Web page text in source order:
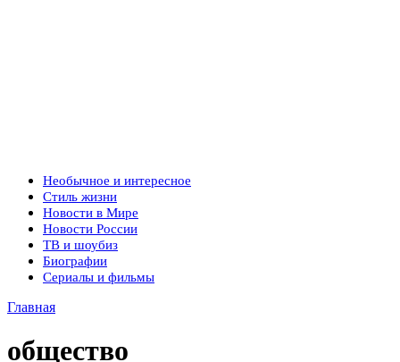
Необычное и интересное
Стиль жизни
Новости в Мире
Новости России
ТВ и шоубиз
Биографии
Сериалы и фильмы
Главная
общество